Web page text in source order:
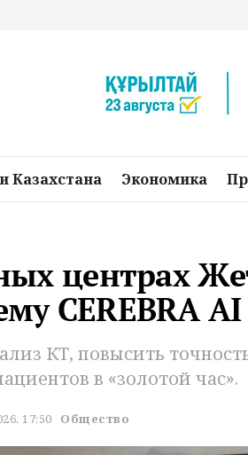
Казахстана Экономика
центрах
CEREBRA AI
КТ, повысить
в «золотой час».
17:50 Общество